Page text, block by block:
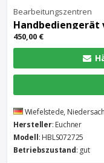
Bearbeitungszentren
Handbediengerät
450,00 €
Wiefelstede,
Hersteller: Euchner
Modell: HBLS072725
Betriebszustand: gut